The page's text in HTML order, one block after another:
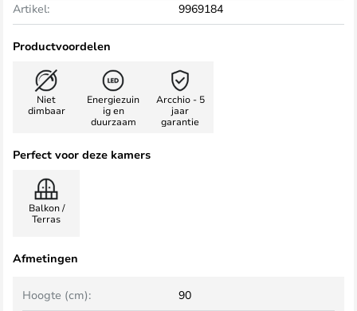
Artikel:
9969184
Productvoordelen
Niet
dimbaar
Energiezuin
ig en
duurzaam
Arcchio - 5
jaar
garantie
Perfect voor deze kamers
Balkon /
Terras
Afmetingen
Hoogte (cm): 90